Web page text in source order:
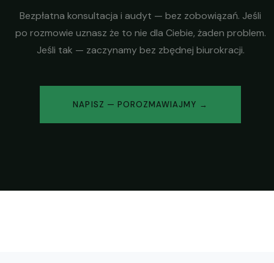
Bezpłatna konsultacja i audyt — bez zobowiązań. Jeśli
po rozmowie uznasz że to nie dla Ciebie, żaden problem.
Jeśli tak — zaczynamy bez zbędnej biurokracji.
NAPISZ — POROZMAWIAJMY →